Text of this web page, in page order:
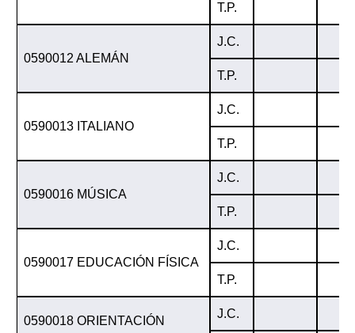
T.P.
0590012 ALEMÁN
J.C.
T.P.
0590013 ITALIANO
J.C.
T.P.
0590016 MÚSICA
J.C.
T.P.
0590017 EDUCACIÓN FÍSICA
J.C.
T.P.
0590018 ORIENTACIÓN
J.C.